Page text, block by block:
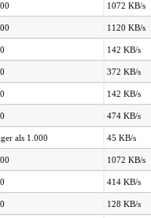
1072 KB/s
1120 KB/s
142 KB/s
372 KB/s
142 KB/s
474 KB/s
als 1.000 45 KB/s
1072 KB/s
414 KB/s
128 KB/s